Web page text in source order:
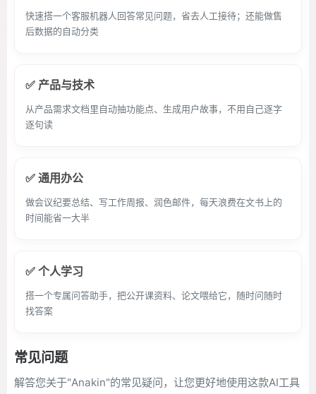
快速搭一个客服机器人回答常见问题，省去人工接待；还能做售
后数据的自动分类
✅ 产品与技术
从产品需求文档里自动抽功能点、生成用户故事，不用自己逐字
逐句读
✅ 通用办公
做会议纪要总结、写工作周报、润色邮件，每天浪费在文书上的
时间能省一大半
✅ 个人学习
搭一个专属问答助手，把公开课资料、论文喂给它，随时问随时
找答案
常见问题
解答您关于"Anakin"的常见疑问，让您更好地使用这款AI工具